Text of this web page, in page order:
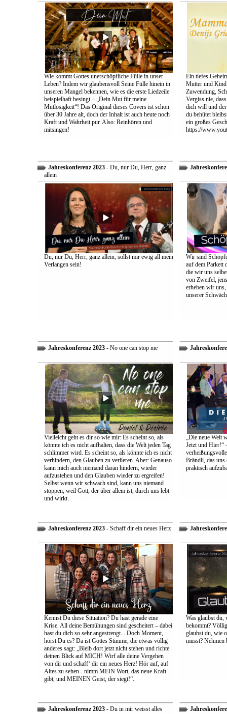
Wie kommt Gottes unerschöpfliche Fülle in unser
Leben? Indem wir glaubensvoll Seine Fülle hinein in
unseren Mangel bekennen, wie es die erste Liedzeile
beispielhaft besingt – „Dein Mut für meine
Mutlosigkeit“! Das Original dieses Covers ist schon
über 30 Jahre alt, doch der Inhalt ist auch heute noch
Kraft und Wahrheit pur. Also: Reinhören und
mitsingen!
Ein tiefes
Mutter und
Zuwendung,
Vergiss nie,
dich will und der
du behütet
ein großes
https://
Jahreskonferenz 2023- Du, nur Du, Herr, ganz
allein
Du, nur Du, Herr, ganz allein, sollst mir ewig all mein
Verlangen sein!
Wir sind
auf dem Parkett
die wir uns
von Zweifel,
erheben wir
unserer
Jahreskonferenz 2023- No one can stop me
Vielleicht geht es dir so wie mir: Es scheint so, als
könnte ich es nicht aufhalten, dass die Welt jeden Tag
schlimmer wird. Es scheint so, als könnte ich es nicht
verhindern, den Glauben zu verlieren. Aber: Genauso
kann mich auch niemand daran hindern, wieder
aufzustehen und den Glauben wieder zu ergreifen!
Selbst wenn wir schwach sind, kann uns niemand
stoppen, weil Gott, der über allem ist, durch uns lebt
und wirkt.
„Die neue Welt
Jetzt und Hier!“
Brändli, das uns
praktisch
Jahreskonferenz 2023- Schaff dir ein neues Herz
Kennst Du diese Situation? Du hast gerade eine
Krise. All deine Bemühungen sind gescheitert – dabei
hast du dich so sehr angestrengt... Doch Moment,
hörst Du es? Da ist Gottes Stimme, die etwas völlig
anderes sagt: „Bleib dort jetzt nicht stehen und richte
deinen Blick auf MICH! Wirf alle deine Vergehen
von dir und schaff‘ dir ein neues Herz! Hör auf, auf
Altes zu sehen - nimm MEIN Wort, das neue Kraft
gibt, und MEINEN Geist, der siegt!“.
Was glaubst du,
bekommt?
glaubst du, wie
musst? Nehmen
Jahreskonferenz 2023- Du in mir weisst alles